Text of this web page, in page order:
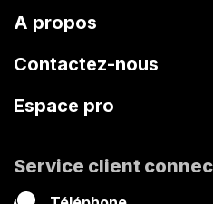
A propos
Contactez-nous
Espace pro
Service client